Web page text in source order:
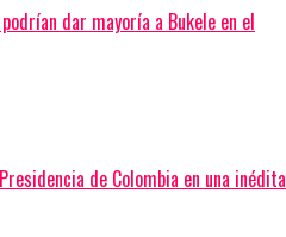
dar mayoría a Bukele en el
de Colombia en una inédita